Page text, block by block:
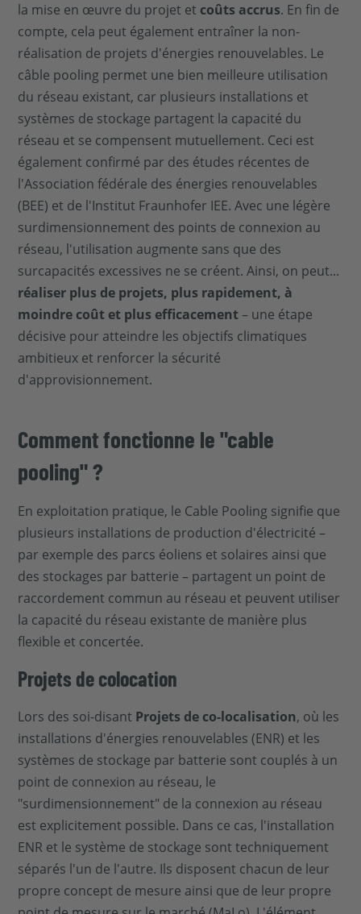
la mise en œuvre du projet et coûts accrus. En fin de
compte, cela peut également entraîner la non-
réalisation de projets d'énergies renouvelables. Le
câble pooling permet une bien meilleure utilisation
du réseau existant, car plusieurs installations et
systèmes de stockage partagent la capacité du
réseau et se compensent mutuellement. Ceci est
également confirmé par des études récentes de
l'Association fédérale des énergies renouvelables
(BEE) et de l'Institut Fraunhofer IEE. Avec une légère
surdimensionnement des points de connexion au
réseau, l'utilisation augmente sans que des
surcapacités excessives ne se créent. Ainsi, on peut...
réaliser plus de projets, plus rapidement, à
moindre coût et plus efficacement– une étape
décisive pour atteindre les objectifs climatiques
ambitieux et renforcer la sécurité
d'approvisionnement.
Comment fonctionne le "cable
pooling" ?
En exploitation pratique, le Cable Pooling signifie que
plusieurs installations de production d'électricité –
par exemple des parcs éoliens et solaires ainsi que
des stockages par batterie – partagent un point de
raccordement commun au réseau et peuvent utiliser
la capacité du réseau existante de manière plus
flexible et concertée.
Projets de colocation
Lors des soi-disant Projets de co-localisation, où les
installations d'énergies renouvelables (ENR) et les
systèmes de stockage par batterie sont couplés à un
point de connexion au réseau, le
"surdimensionnement" de la connexion au réseau
est explicitement possible. Dans ce cas, l'installation
ENR et le système de stockage sont techniquement
séparés l'un de l'autre. Ils disposent chacun de leur
propre concept de mesure ainsi que de leur propre